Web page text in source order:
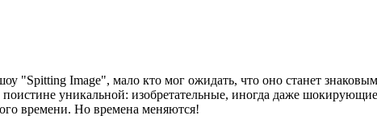
"Spitting Image", мало кто мог ожидать, что оно станет
уникальной: изобретательные, иногда даже
времени. Но времена меняются!